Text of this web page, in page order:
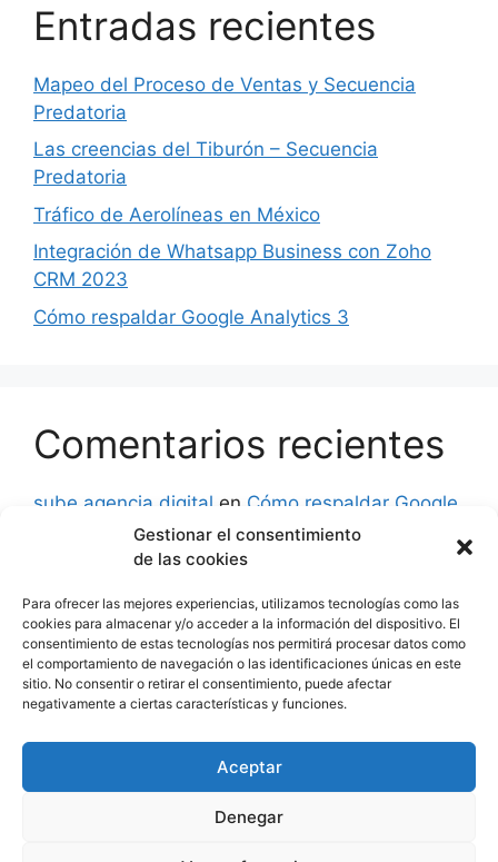
Gestionar el consentimiento
de las cookies
Para ofrecer las mejores experiencias, utilizamos tecnologías como las
cookies para almacenar y/o acceder a la información del dispositivo. El
consentimiento de estas tecnologías nos permitirá procesar datos como
el comportamiento de navegación o las identificaciones únicas en este
sitio. No consentir o retirar el consentimiento, puede afectar
negativamente a ciertas características y funciones.
Aceptar
Denegar
Entradas recientes
Mapeo del Proceso de Ventas y Secuencia
Predatoria
Las creencias del Tiburón – Secuencia
Predatoria
Tráfico de Aerolíneas en México
Integración de Whatsapp Business con Zoho
CRM 2023
Cómo respaldar Google Analytics 3
Comentarios recientes
sube agencia digital en Cómo respaldar Google
Rápida
AbelenCursos de Google Analytics. Checklist
al buscar una escuela.